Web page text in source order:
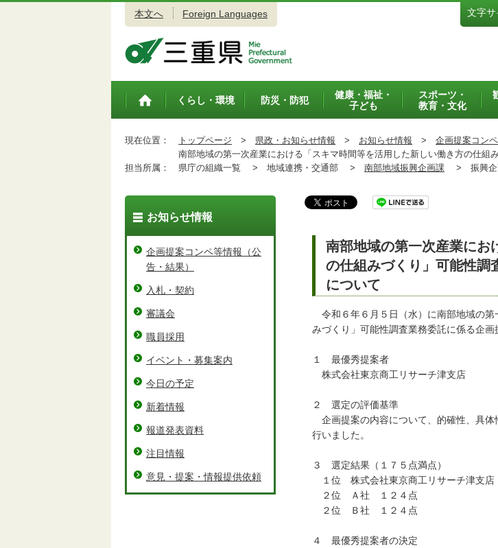
本文へ Foreign Languages 文字サ
トップペ
くらし・環境 防災・防犯
健康・福祉・
子ども
スポーツ・
教育・文化
現在位置： トップページ > 県政・お知らせ情報 > お知らせ情報 > 企画提案コン
南部地域の第一次産業における「スキマ時間等を活用した新しい働き方の仕組
担当所属：
県庁の組織一覧 > 地域連携・交通部 > 南部地域振興企画課 > 振興
南部地域の第一次産業にお
の仕組みづくり」可能性調
について
令和６年６月５日（水）に南部地域の第
みづくり」可能性調査業務委託に係る企
１ 最優秀提案者
株式会社東京商工リサーチ津支店
２ 選定の評価基準
企画提案の内容について、的確性、具体
行いました。
３ 選定結果（１７５点満点）
１位 株式会社東京商工リサーチ津支
２位 Ａ社 １２４点
２位 Ｂ社 １２４点
４ 最優秀提案者の決定
お知らせ情報
企画提案コンペ等情報（公
告・結果）
入札・契約
審議会
職員採用
イベント・募集案内
今日の予定
新着情報
報道発表資料
注目情報
意見・提案・情報提供依頼